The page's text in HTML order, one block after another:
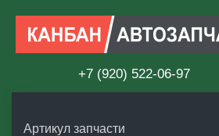
+7 (920) 522-06-97
Артикул запчасти